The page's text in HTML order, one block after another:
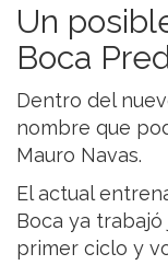
Un
Boca
Dentro del
nombre que
Mauro Navas.
El actual
Boca ya
primer ciclo y